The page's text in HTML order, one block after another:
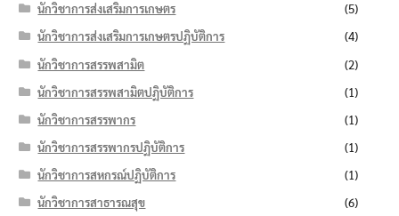
นักวิชาการส่งเสริมการเกษตร
(5)
นักวิชาการส่งเสริมการเกษตรปฏิบัติการ
(4)
นักวิชาการสรรพสามิต
(2)
นักวิชาการสรรพสามิตปฏิบัติการ
(1)
นักวิชาการสรรพากร
(1)
นักวิชาการสรรพากรปฏิบัติการ
(1)
นักวิชาการสหกรณ์ปฏิบัติการ
(1)
นักวิชาการสาธารณสุข
(6)